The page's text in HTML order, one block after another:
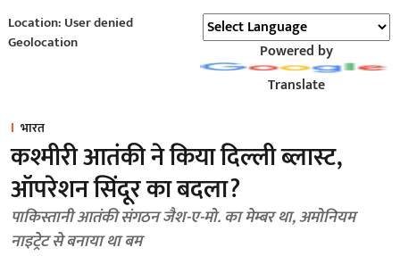
Location: User denied
Geolocation
Powered by
Translate
भारत
कश्मीरी आतंकी ने किया दिल्ली ब्लास्ट,
ऑपरेशन सिंदूर का बदला?
पाकिस्तानी आतंकी संगठन जैश-ए-मो. का मेम्बर था, अमोनियम
नाइट्रेट से बनाया था बम